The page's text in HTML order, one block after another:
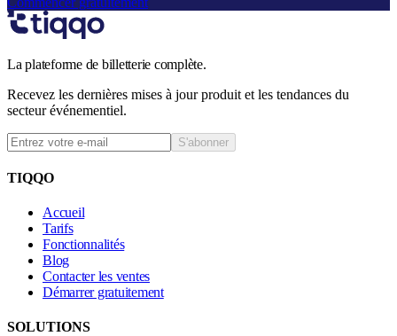
La plateforme de billetterie complète.
Recevez les dernières mises à jour produit et les tendances du
secteur événementiel.
S'abonner
TIQQO
Accueil
Tarifs
Fonctionnalités
Blog
Contacter les ventes
Démarrer gratuitement
SOLUTIONS